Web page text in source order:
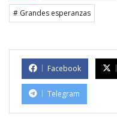
# Grandes esperanzas
Facebook
Telegram